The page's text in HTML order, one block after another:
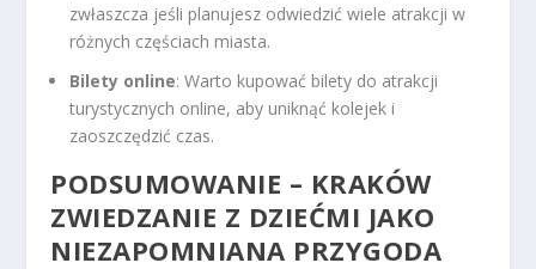
zwłaszcza jeśli planujesz odwiedzić wiele atrakcji w
różnych częściach miasta.
Bilety online: Warto kupować bilety do atrakcji
turystycznych online, aby uniknąć kolejek i
zaoszczędzić czas.
PODSUMOWANIE – KRAKÓW
ZWIEDZANIE Z DZIEĆMI JAKO
NIEZAPOMNIANA PRZYGODA